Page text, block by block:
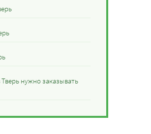
нужно заказывать